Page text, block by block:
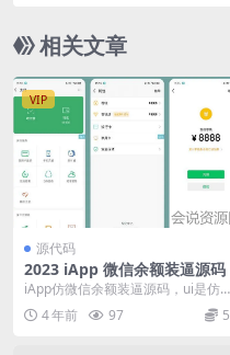
相关文章
VIP
源代码
2023 iApp 微信余额装逼源码
iApp仿微信余额装逼源码，ui是仿
的mdui这种的，有兴趣的可以研究
一下！
4 年前 97 5